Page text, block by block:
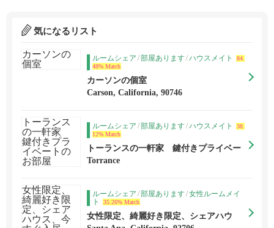
気になるリスト
ルームシェア /部屋あります/ハウスメイト
84.
48% Match
カーソンの個室
Carson, California, 90746
ルームシェア /部屋あります/ハウスメイト
38.
12% Match
トーランスの一軒家 鍵付きプライベー
トのお部屋
Torrance
ルームシェア /部屋あります/女性ルームメイ
ト
35.26% Match
女性限定、綺麗好き限定、シェアハウ
ス、今すぐ入居可、家具付き、コスパ最